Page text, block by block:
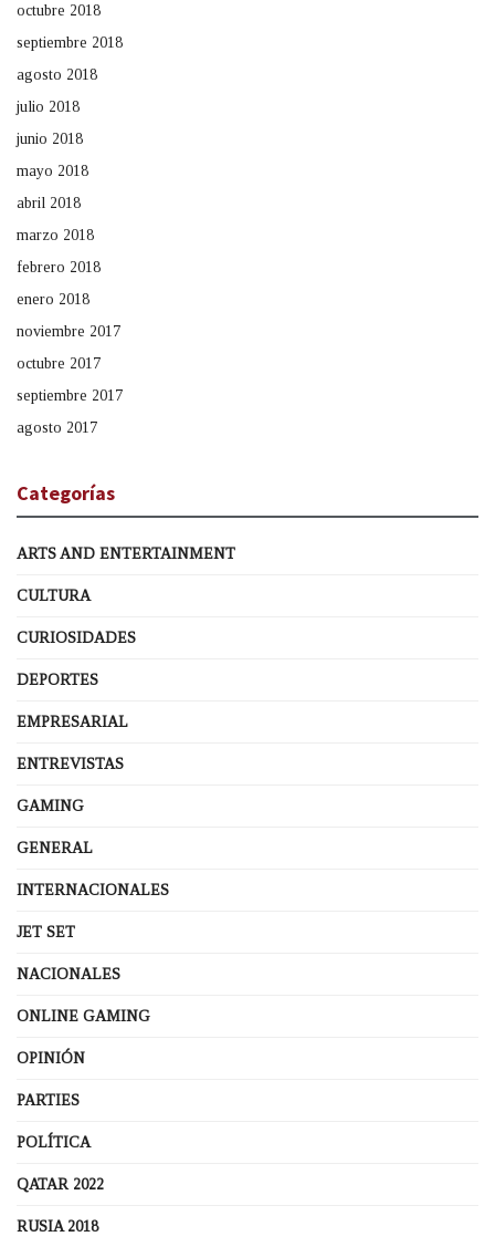
octubre 2018
septiembre 2018
agosto 2018
julio 2018
junio 2018
mayo 2018
abril 2018
marzo 2018
febrero 2018
enero 2018
noviembre 2017
octubre 2017
septiembre 2017
agosto 2017
Categorías
ARTS AND ENTERTAINMENT
CULTURA
CURIOSIDADES
DEPORTES
EMPRESARIAL
ENTREVISTAS
GAMING
GENERAL
INTERNACIONALES
JET SET
NACIONALES
ONLINE GAMING
OPINIÓN
PARTIES
POLÍTICA
QATAR 2022
RUSIA 2018